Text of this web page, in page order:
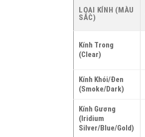
LOẠI KÍNH (MÀU
SẮC)
Kính Trong
(Clear)
Kính Khói/Đen
(Smoke/Dark)
Kính Gương
(Iridium
Silver/Blue/Gold)